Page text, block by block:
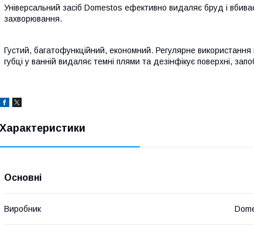
Універсальний засіб Domestos ефективно видаляє бруд і
захворювання.
Густий, багатофункційний, економний. Регулярне використання
губці у ванній видаляє темні плями та дезінфікує поверхні,
Характеристики
Основні
Виробник